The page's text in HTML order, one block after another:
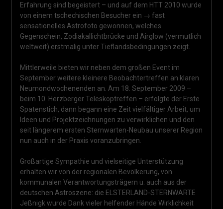
Erfahrung sind begeistert – und auf dem HTT 2010 wurde
von einem tschechischen Besucher ein → fast
sensationelles Astrofoto gewonnen, welches
Gegenschein, Zodiakallichtbrücke und Airglow (vermutlich
weltweit) erstmalig unter Tieflandsbedingungen zeigt.
Mittlerweile bieten wir neben dem großen Event im
September weitere kleinere Beobachtertreffen an klaren
Neumondwochenenden an. Am 18. September 2009 –
beim 10. Herzberger Teleskoptreffen – erfolgte der Erste
Spatenstich, dann begann eine Zeit vielfältiger Arbeit, um
Ideen und Projektzeichnungen zu verwirklichen und den
seit längerem ersten Sternwarten-Neubau unserer Region
nun auch in der Praxis voranzubringen.
Großartige Sympathie und vielseitige Unterstützung
erhalten wir von der regionalen Bevölkerung, von
kommunalen Verantwortungsträgern u. auch aus der
deutschen Astroszene: die ELSTERLAND-STERNWARTE
Jeßnigk wurde Dank vieler helfender Hände Wirklichkeit